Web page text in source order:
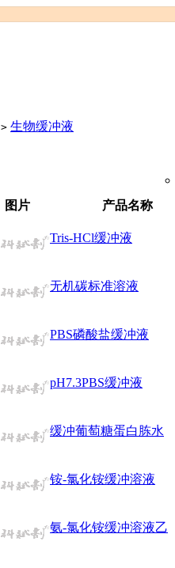
> 生物缓冲液
图片 产品名称
Tris-HCl缓冲液
无机碳标准溶液
PBS磷酸盐缓冲液
pH7.3PBS缓冲液
缓冲葡萄糖蛋白胨水
铵-氯化铵缓冲溶液
氨-氯化铵缓冲溶液乙